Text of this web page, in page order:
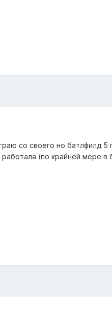
со своего но батлфилд 5
(по крайней мере